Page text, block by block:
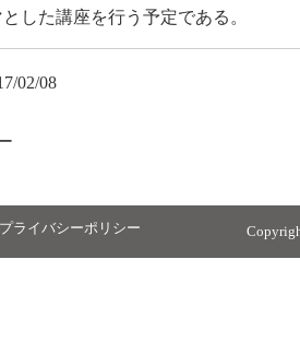
した講座を行う予定である。
02/08
プライバシーポリシー